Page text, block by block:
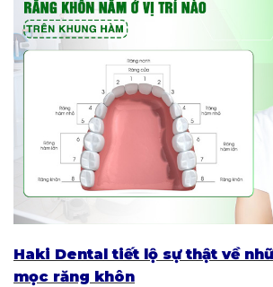
Haki Dental tiết lộ sự thật về
mọc răng khôn